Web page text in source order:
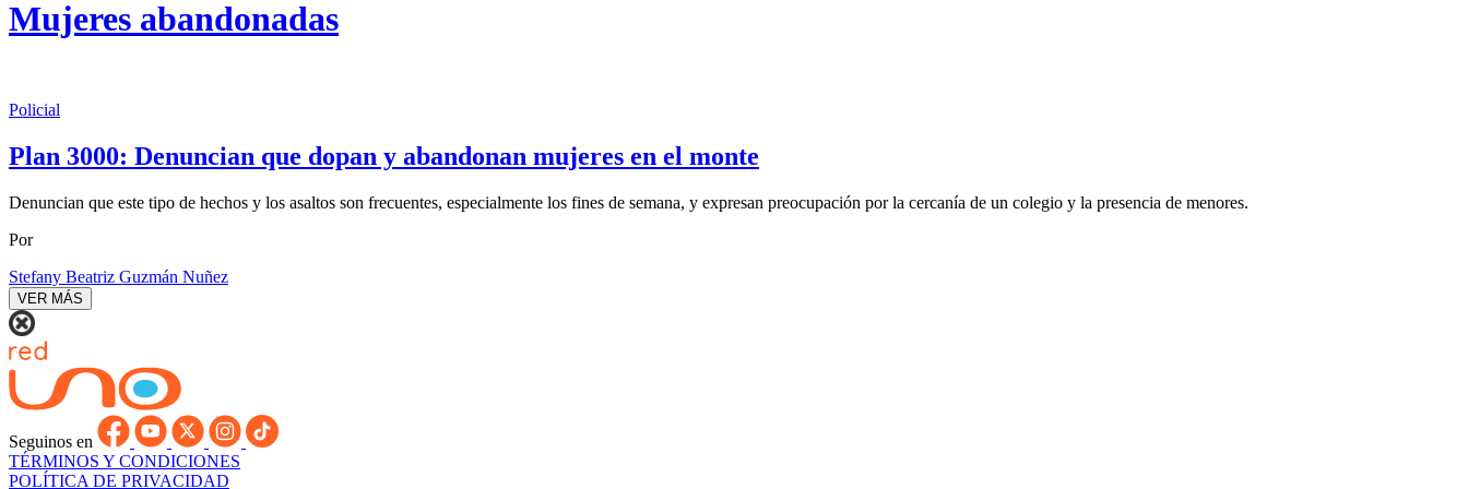
Mujeres abandonadas
Policial
Plan 3000: Denuncian que dopan y abandonan mujeres en el monte
Denuncian que este tipo de hechos y los asaltos son frecuentes, especialmente los fines de semana, y expresan preocupación por la cercanía de un colegio y la presencia de menores.
Por
Stefany Beatriz Guzmán Nuñez
VER MÁS
Seguinos en
TÉRMINOS Y CONDICIONES
POLÍTICA DE PRIVACIDAD